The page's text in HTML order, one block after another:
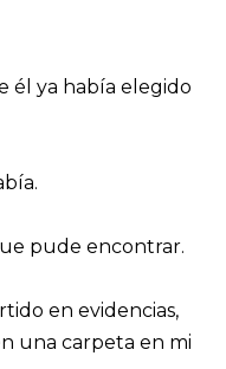
él ya había elegido
pude encontrar.
en evidencias,
una carpeta en mi